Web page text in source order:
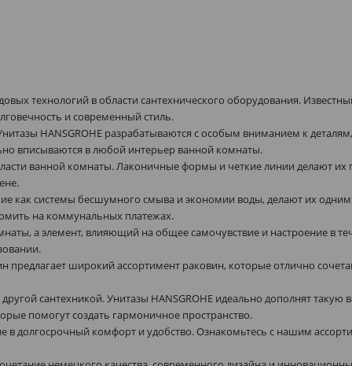
технологий в области сантехнического оборудования.
и современный стиль.
HANSGROHE разрабатываются с особым вниманием к
вписываются в любой интерьер ванной комнаты.
ванной комнаты. Лаконичные формы и четкие линии делают
как системы бесшумного смыва и экономии воды, делают их
на коммунальных платежах.
а элемент, влияющий на общее самочувствие и настроение в
предлагает широкий ассортимент раковин, которые отлично
сантехникой. Унитазы HANSGROHE идеально дополнят
помогут создать гармоничное пространство.
в долгосрочный комфорт и удобство. Ознакомьтесь с нашим